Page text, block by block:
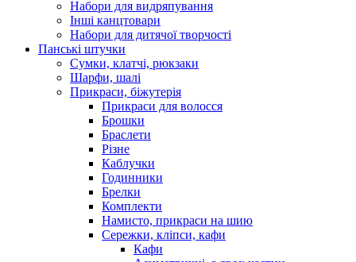
Набори для видряпування
Інші канцтовари
Набори для дитячої творчості
Панські штучки
Сумки, клатчі, рюкзаки
Шарфи, шалі
Прикраси, біжутерія
Прикраси для волосся
Брошки
Браслети
Різне
Каблучки
Годинники
Брелки
Комплекти
Намисто, прикраси на шию
Сережки, кліпси, кафи
Кафи